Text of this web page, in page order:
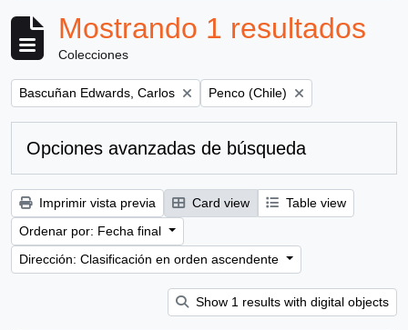
Mostrando 1 resultados
Colecciones
Remove filter:
Bascuñan Edwards, Carlos Remove filter:
Penco (Chile)
Opciones avanzadas de búsqueda
Imprimir vista previa Card view
Table view
Ordenar por: Fecha final
Dirección: Clasificación en orden ascendente
Show 1 results with digital objects